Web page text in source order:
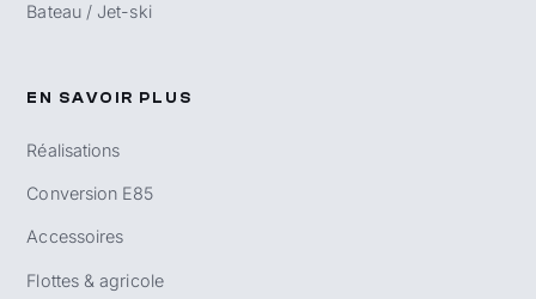
Bateau / Jet-ski
EN SAVOIR PLUS
Réalisations
Conversion E85
Accessoires
Flottes & agricole